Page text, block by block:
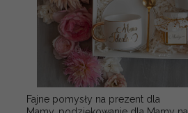
Fajne pomysły na prezent dla